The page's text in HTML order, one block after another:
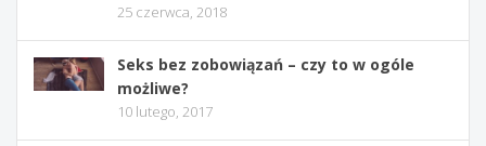
25 czerwca, 2018
Seks bez zobowiązań – czy to w ogóle
możliwe?
10 lutego, 2017